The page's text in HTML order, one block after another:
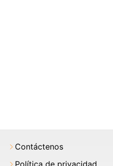
Contáctenos
Política de privacidad